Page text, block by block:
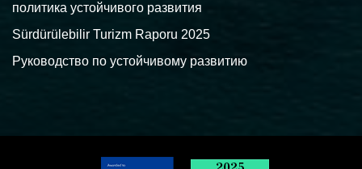
политика устойчивого развития
Sürdürülebilir Turizm Raporu 2025
Руководство по устойчивому развитию